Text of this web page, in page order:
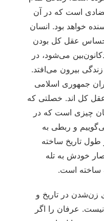
است که در آن
خواهد بود. انسان
عقل کل بودن
می‌شود، در
بیرون می‌افتد.
جمهوری اسلامی
کل اند. خصلتی که
چیزی است که در
و ربطی به
طول تاریخ ساخته
خودش به تله
ساخته است.
زن‌شدن در تاریخ و
نیست. عرفان را اگر